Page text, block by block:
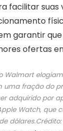
facilitar suas
garantir
ofertas
Walmart
uma fração do
adquirido por
Watch, que
dólares.